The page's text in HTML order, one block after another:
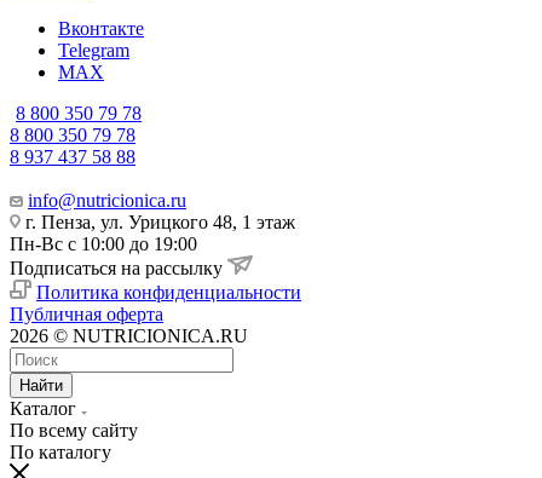
Вконтакте
Telegram
MAX
8 800 350 79 78
8 800 350 79 78
8 937 437 58 88
info@nutricionica.ru
г. Пенза, ул. Урицкого 48, 1 этаж
Пн-Вс с 10:00 до 19:00
Подписаться на рассылку
Политика конфиденциальности
Публичная оферта
2026 © NUTRICIONICA.RU
Найти
Каталог
По всему сайту
По каталогу